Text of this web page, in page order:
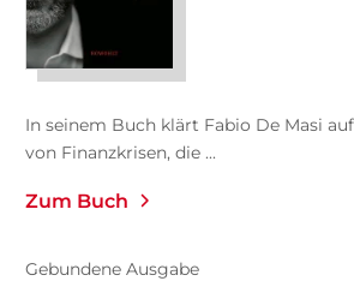
In seinem Buch klärt Fabio De Masi
von Finanzkrisen, die ...
Zum Buch
Gebundene Ausgabe